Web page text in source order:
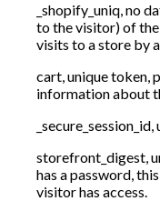
_shopify_uniq, no
to the visitor) of
visits to a store by
cart, unique token,
information about
storefront_digest,
has a password,
visitor has access.